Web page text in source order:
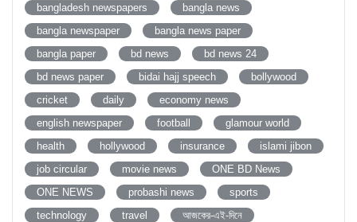
bangladesh newspapers
bangla news
bangla newspaper
bangla news paper
bangla paper
bd news
bd news 24
bd news paper
bidai hajj speech
bollywood
cricket
daily
economy news
english newspaper
football
glamour world
health
hollywood insurance
islami jibon
job circular
movie news
ONE BD News
ONE NEWS
probashi news
sports
technology
travel
আজকের-এই-দিনে